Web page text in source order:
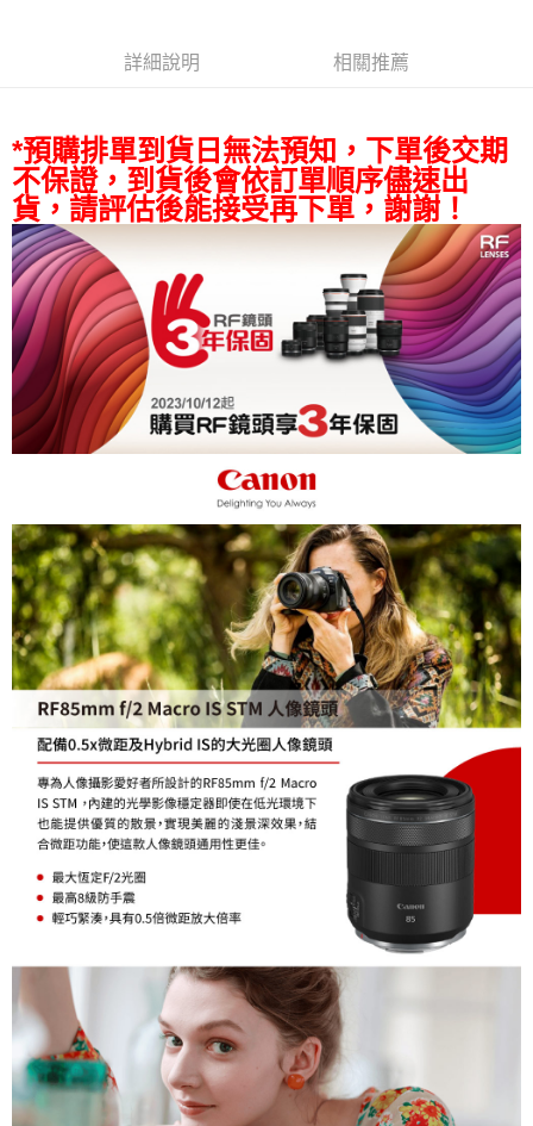
AFTEE先享後付
便利好安心！
１．簡單：不需註冊會員、不需綁卡、不需儲值。
２．便利：只要手機號碼，簡訊認證，即可結帳。
３．安心：先確認商品／服務後，再付款。
【「AFTEE先享後付」結帳流程】
１．於結帳方式選擇「AFTEE先享後付」後，將跳轉至「AFTEE先享後付」
結帳頁面，進行簡訊認證並確認金額後，即可完成結帳。
２．訂單成立數日內，您將收到繳費通知簡訊。
３．收到繳費通知簡訊後14天內，點擊此簡訊中的連結，可透過四大超商／
ATM／網路銀行／等多元方式進行付款，方視為交易完成。
※ 請注意：結帳手續完成當下不需立刻繳費，但若您需要取消訂單，請聯絡
購買商品的店家。未經商家同意取消之訂單仍視為有效，需透過AFTEE先享
後付繳納相關費用。
※ 交易是否成功請以「AFTEE先享後付 」之結帳頁面顯示為準，若有關於
是否繳費成功／繳費後需取消欲退款等相關疑問，請聯繫「AFTEE先享後付
https://netprotections.freshdesk.com/support/home
【注意事項】
１．透過由恩沛科技股份有限公司提供之「AFTEE先享後付」服務完成之交
易，需依本服務之必要範圍內提供個人資料，並將交易相關給付款項請求債
權轉讓予恩沛科技股份有限公司。
２．關於個人資料處理事宜，請瀏覽以下網址：
https://aftee.tw/terms/#terms3
３．未成年的使用者請事先徵得法定代理人或監護人之同意方可使用
「AFTEE先享後付」，若未經同意申辦者引起之損失，本公司不負相關責
任。
４．使用「AFTEE先享後付」時，將依據個別帳號之用戶狀況，依本公司即
時審查核予不同之上限額度；若仍有額度不足之情形，本公司將視審查結果
請求用戶進行身份認證。
５．嚴禁一人註冊多個帳號或使用他人資訊註冊。若發現惡意使用之情形，
恩沛科技股份有限公司將有權停止該用戶之使用額度並採取法律行動。
運送方式
全家取貨付款
每筆NT$60，滿NT$399(含以上)免運費
萊爾富取貨付款
每筆NT$60，滿NT$399(含以上)免運費
7-11取貨付款
每筆NT$60，滿NT$399(含以上)免運費
宅配
每筆NT$75，滿NT$399(含以上)免運費
付款後門市自取
免運費
詳細說明 相關推薦
*預購排單到貨日無法預知，下單後交期
不保證，到貨後會依訂單順序儘速出
貨，請評估後能接受再下單，謝謝！